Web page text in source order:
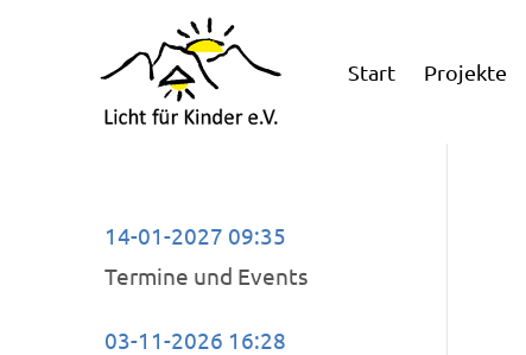
Start Projekte
14-01-2027 09:35
Termine und Events
03-11-2026 16:28